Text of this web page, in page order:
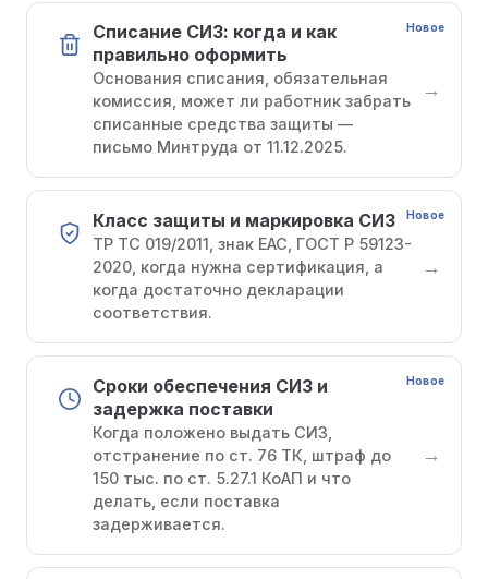
Новое
Списание СИЗ: когда и как
правильно оформить
Основания списания, обязательная
комиссия, может ли работник забрать
списанные средства защиты —
письмо Минтруда от 11.12.2025.
→
Новое
Класс защиты и маркировка СИЗ
ТР ТС 019/2011, знак ЕАС, ГОСТ Р 59123-
2020, когда нужна сертификация, а
когда достаточно декларации
соответствия.
→
Новое
Сроки обеспечения СИЗ и
задержка поставки
Когда положено выдать СИЗ,
отстранение по ст. 76 ТК, штраф до
150 тыс. по ст. 5.27.1 КоАП и что
делать, если поставка
задерживается.
→